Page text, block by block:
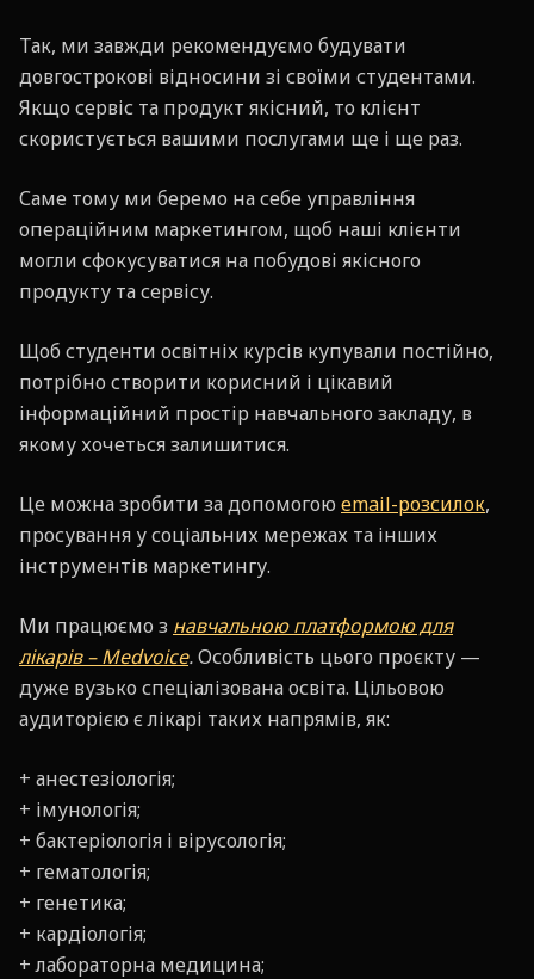
Так, ми завжди рекомендуємо будувати
довгострокові відносини зі своїми студентами.
Якщо сервіс та продукт якісний, то клієнт
скористується вашими послугами ще і ще раз.
Саме тому ми беремо на себе управління
операційним маркетингом, щоб наші клієнти
могли сфокусуватися на побудові якісного
продукту та сервісу.
Щоб студенти освітніх курсів купували постійно,
потрібно створити корисний і цікавий
інформаційний простір навчального закладу, в
якому хочеться залишитися.
Це можна зробити за допомогою email-розсилок,
просування у соціальних мережах та інших
інструментів маркетингу.
Ми працюємо з навчальною платформою для
лікарів – Medvoice.Особливість цього проєкту —
дуже вузько спеціалізована освіта. Цільовою
аудиторією є лікарі таких напрямів, як:
+ анестезіологія;
+ імунологія;
+ бактеріологія і вірусологія;
+ гематологія;
+ генетика;
+ кардіологія;
+ лабораторна медицина;